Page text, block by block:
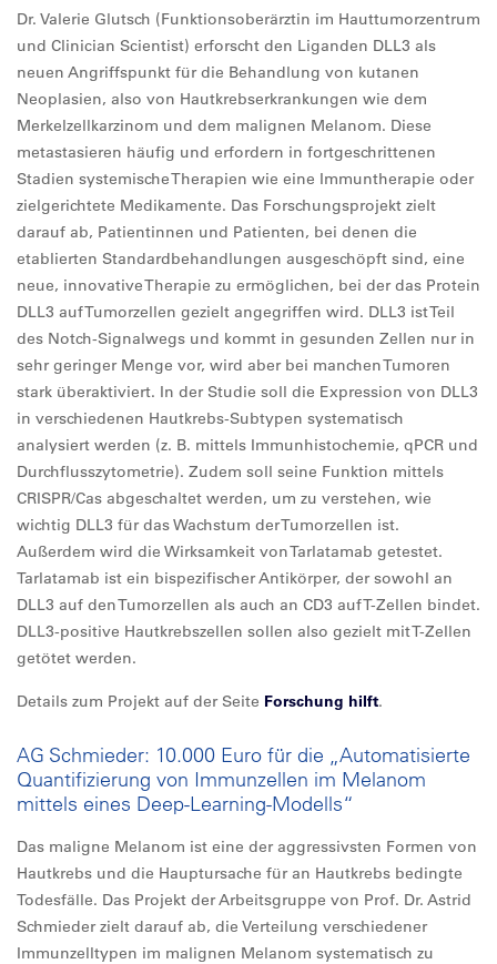
Dr. Valerie Glutsch (Funktionsoberärztin im Hauttumorzentrum
und Clinician Scientist) erforscht den Liganden DLL3 als
neuen Angriffspunkt für die Behandlung von kutanen
Neoplasien, also von Hautkrebserkrankungen wie dem
Merkelzellkarzinom und dem malignen Melanom. Diese
metastasieren häufig und erfordern in fortgeschrittenen
Stadien systemische Therapien wie eine Immuntherapie oder
zielgerichtete Medikamente. Das Forschungsprojekt zielt
darauf ab, Patientinnen und Patienten, bei denen die
etablierten Standardbehandlungen ausgeschöpft sind, eine
neue, innovative Therapie zu ermöglichen, bei der das Protein
DLL3 auf Tumorzellen gezielt angegriffen wird. DLL3 ist Teil
des Notch-Signalwegs und kommt in gesunden Zellen nur in
sehr geringer Menge vor, wird aber bei manchen Tumoren
stark überaktiviert. In der Studie soll die Expression von DLL3
in verschiedenen Hautkrebs-Subtypen systematisch
analysiert werden (z. B. mittels Immunhistochemie, qPCR und
Durchflusszytometrie). Zudem soll seine Funktion mittels
CRISPR/Cas abgeschaltet werden, um zu verstehen, wie
wichtig DLL3 für das Wachstum der Tumorzellen ist.
Außerdem wird die Wirksamkeit von Tarlatamab getestet.
Tarlatamab ist ein bispezifischer Antikörper, der sowohl an
DLL3 auf den Tumorzellen als auch an CD3 auf T-Zellen bindet.
DLL3-positive Hautkrebszellen sollen also gezielt mit T-Zellen
getötet werden.
Details zum Projekt auf der Seite Forschung hilft.
AG Schmieder: 10.000 Euro für die „Automatisierte
Quantifizierung von Immunzellen im Melanom
mittels eines Deep-Learning-Modells“
Das maligne Melanom ist eine der aggressivsten Formen von
Hautkrebs und die Hauptursache für an Hautkrebs bedingte
Todesfälle. Das Projekt der Arbeitsgruppe von Prof. Dr. Astrid
Schmieder zielt darauf ab, die Verteilung verschiedener
Immunzelltypen im malignen Melanom systematisch zu